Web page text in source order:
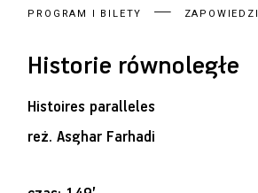
PROGRAM I BILETY ZAPOWIEDZI
Historie równoległe
Histoires paralleles
reż.Asghar Farhadi